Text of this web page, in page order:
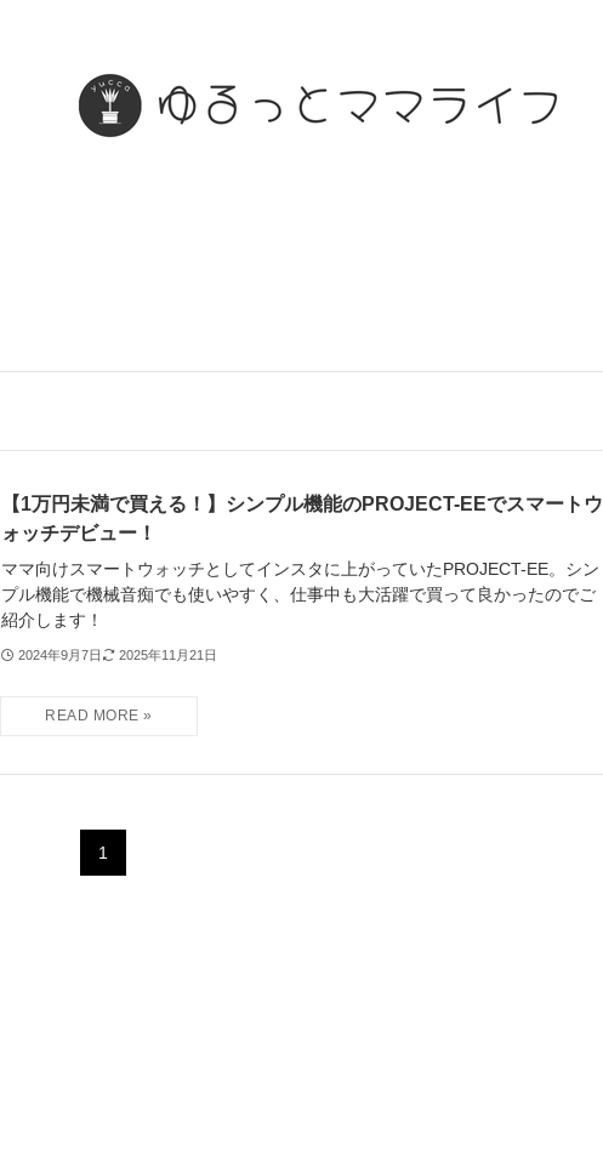
【1万円未満で買える！】シンプル機能のPROJECT-EEでスマートウ
ォッチデビュー！
ママ向けスマートウォッチとしてインスタに上がっていたPROJECT-EE。シン
プル機能で機械音痴でも使いやすく、仕事中も大活躍で買って良かったのでご
紹介します！
2024年9月7日 2025年11月21日
1